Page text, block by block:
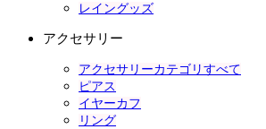
レイングッズ
アクセサリー
アクセサリーカテゴリすべて
ピアス
イヤーカフ
リング